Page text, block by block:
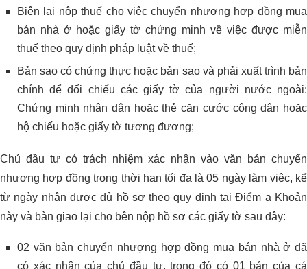
Biên lai nộp thuế cho việc chuyển nhượng hợp đồng mua
bán nhà ở hoặc giấy tờ chứng minh về việc được miễn
thuế theo quy định pháp luật về thuế;
Bản sao có chứng thực hoặc bản sao và phải xuất trình bản
chính để đối chiếu các giấy tờ của người nước ngoài:
Chứng minh nhân dân hoặc thẻ căn cước công dân hoặc
hộ chiếu hoặc giấy tờ tương đương;
Chủ đầu tư có trách nhiệm xác nhận vào văn bản chuyển
nhượng hợp đồng trong thời hạn tối đa là 05 ngày làm việc, kể
từ ngày nhận được đủ hồ sơ theo quy định tại Điểm a Khoản
này và bàn giao lại cho bên nộp hồ sơ các giấy tờ sau đây:
02 văn bản chuyển nhượng hợp đồng mua bán nhà ở đã
có xác nhận của chủ đầu tư, trong đó có 01 bản của cá